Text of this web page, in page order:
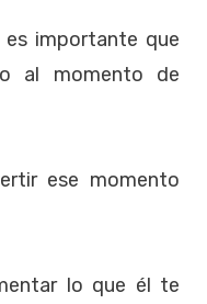
importante que
al momento de
ese momento
lo que él te